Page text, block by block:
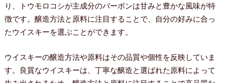
り、トウモロコシが主成分のバーボンは甘みと豊かな風味が特
徴です。醸造方法と原料に注目することで、自分の好みに合っ
たウイスキーを選ぶことができます。
ウイスキーの醸造方法や原料はその品質や個性を反映していま
す。良質なウイスキーは、丁寧な醸造と選ばれた原料によって